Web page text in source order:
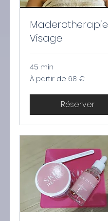
Maderotherapie
Visage
45 min
À
partir
À partir de 68 €
Réserver